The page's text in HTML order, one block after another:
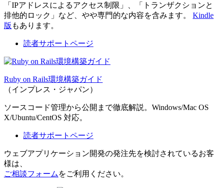
「IPアドレスによるアクセス制限」、「トランザクションと
排他的ロック」など、やや専門的な内容を含みます。 Kindle
版 もあります。
読者サポートページ
Ruby on Rails環境構築ガイド
（インプレス・ジャパン）
ソースコード管理から公開まで徹底解説。Windows/Mac OS
X/Ubuntu/CentOS 対応。
読者サポートページ
ウェブアプリケーション開発の発注先を検討されているお客
様は、
ご相談フォーム をご利用ください。